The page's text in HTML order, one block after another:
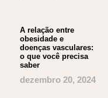
A relação entre
obesidade e
doenças vasculares:
o que você precisa
saber
dezembro 20, 2024